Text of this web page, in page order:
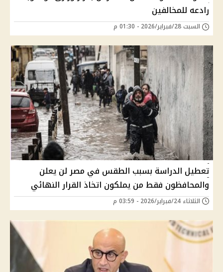
رادعه للمخالفين
السبت 28/فبراير/2026 - 01:30 م
تعطيل الدراسة بسبب الطقس في مصر لن يعلن
والمحافظون فقط من يملكون اتخاذ القرار النهائي
الثلاثاء 24/فبراير/2026 - 03:59 م